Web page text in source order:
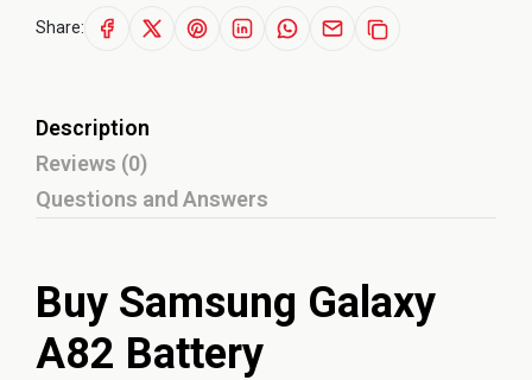
Share:
Description
Reviews (0)
Questions and Answers
Buy Samsung Galaxy
A82 Battery